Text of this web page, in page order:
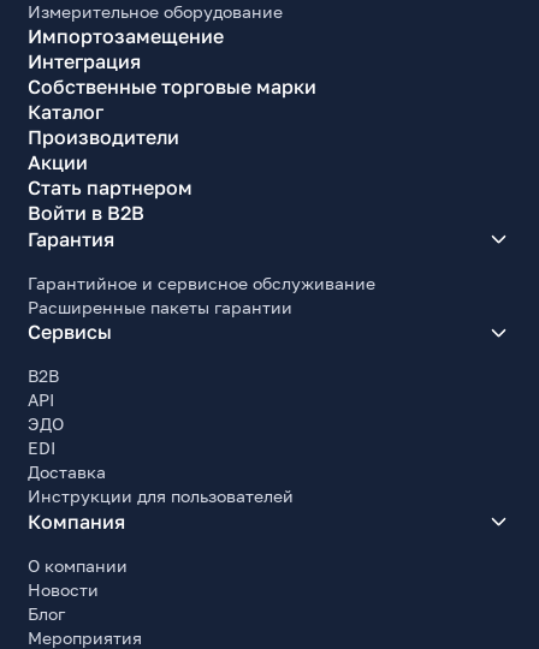
Измерительное оборудование
Импортозамещение
Интеграция
Собственные торговые марки
Каталог
Производители
Акции
Стать партнером
Войти в B2B
Гарантия
Гарантийное и сервисное обслуживание
Расширенные пакеты гарантии
Сервисы
B2B
API
ЭДО
EDI
Доставка
Инструкции для пользователей
Компания
О компании
Новости
Блог
Мероприятия